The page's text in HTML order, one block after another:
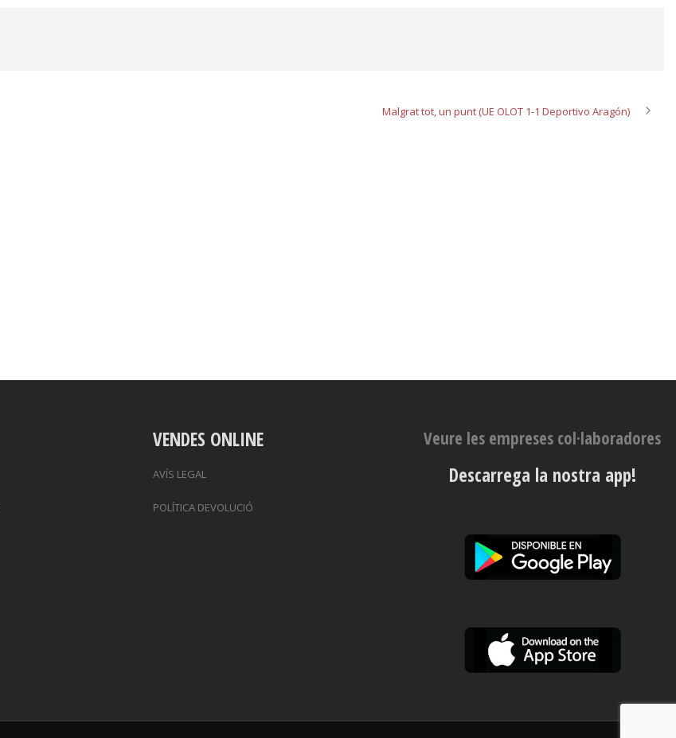
Malgrat tot, un punt (UE OLOT 1-1 Deportivo Aragón)
VENDES ONLINE
AVÍS LEGAL
POLÍTICA DEVOLUCIÓ
Veure les empreses col·laboradores
Descarrega la nostra app!